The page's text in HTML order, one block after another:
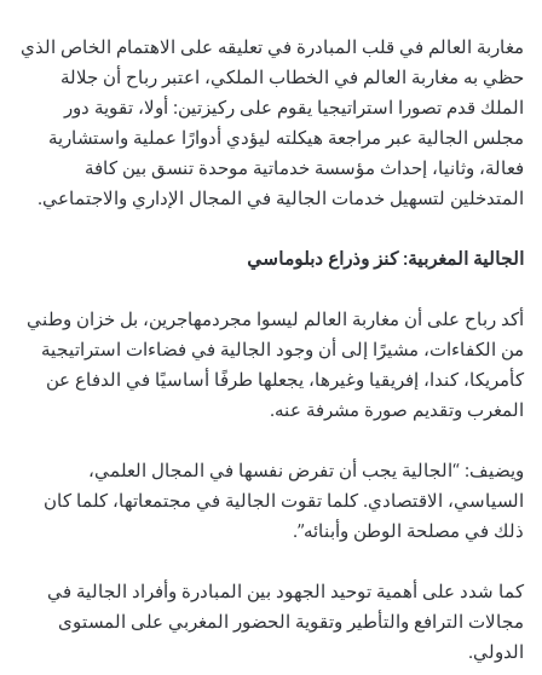
مغاربة العالم في قلب المبادرة في تعليقه على الاهتمام الخاص الذي
حظي به مغاربة العالم في الخطاب الملكي، اعتبر رباح أن جلالة
الملك قدم تصورا استراتيجيا يقوم على ركيزتين: أولا، تقوية دور
مجلس الجالية عبر مراجعة هيكلته ليؤدي أدوارًا عملية واستشارية
فعالة، وثانيا، إحداث مؤسسة خدماتية موحدة تنسق بين كافة
المتدخلين لتسهيل خدمات الجالية في المجال الإداري والاجتماعي.
الجالية المغربية: كنز وذراع دبلوماسي
أكد رباح على أن مغاربة العالم ليسوا مجردمهاجرين، بل خزان وطني
من الكفاءات، مشيرًا إلى أن وجود الجالية في فضاءات استراتيجية
كأمريكا، كندا، إفريقيا وغيرها، يجعلها طرفًا أساسيًا في الدفاع عن
المغرب وتقديم صورة مشرفة عنه.
ويضيف: “الجالية يجب أن تفرض نفسها في المجال العلمي،
السياسي، الاقتصادي. كلما تقوت الجالية في مجتمعاتها، كلما كان
ذلك في مصلحة الوطن وأبنائه”.
كما شدد على أهمية توحيد الجهود بين المبادرة وأفراد الجالية في
مجالات الترافع والتأطير وتقوية الحضور المغربي على المستوى
الدولي.